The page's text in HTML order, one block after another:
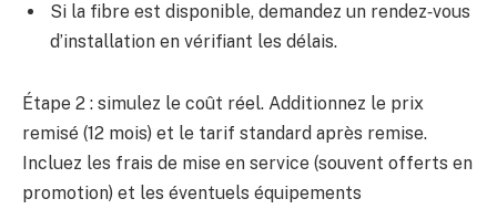
Si la fibre est disponible, demandez un rendez‑vous
d’installation en vérifiant les délais.
Étape 2 : simulez le coût réel. Additionnez le prix
remisé (12 mois) et le tarif standard après remise.
Incluez les frais de mise en service (souvent offerts en
promotion) et les éventuels équipements